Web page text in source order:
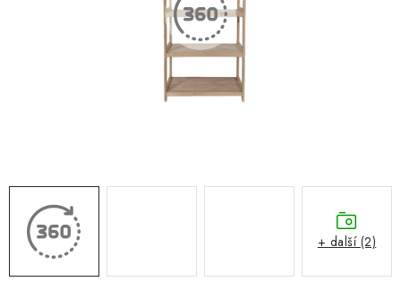
HODNOCENÍ OBCHODU
ČASTO KLADENÉ DOTAZY
B2B - VELKOOBCHOD
+ další (2)